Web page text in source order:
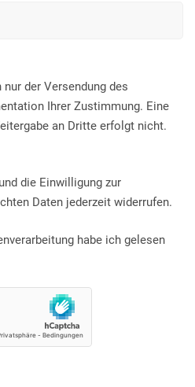
der Versendung des
Ihrer Zustimmung. Eine
an Dritte erfolgt nicht.
die Einwilligung zur
Daten jederzeit widerrufen.
habe ich gelesen